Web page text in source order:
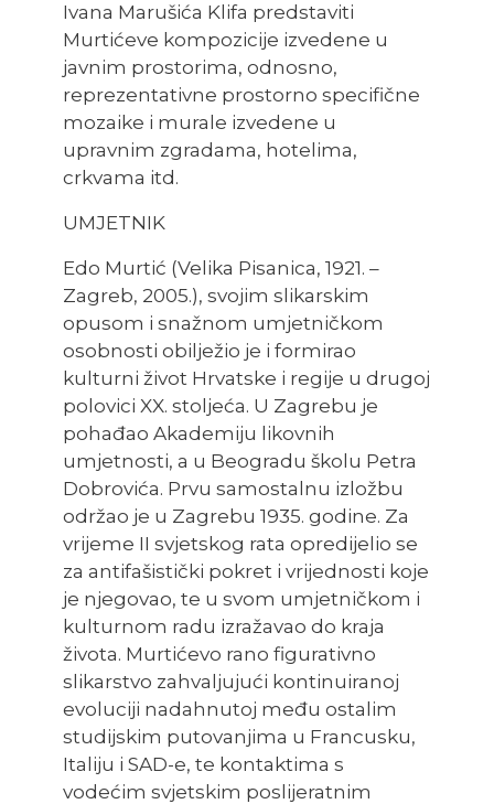
Ivana Marušića Klifa predstaviti
Murtićeve kompozicije izvedene u
javnim prostorima, odnosno,
reprezentativne prostorno specifične
mozaike i murale izvedene u
upravnim zgradama, hotelima,
crkvama itd.
UMJETNIK
Edo Murtić (Velika Pisanica, 1921. –
Zagreb, 2005.), svojim slikarskim
opusom i snažnom umjetničkom
osobnosti obilježio je i formirao
kulturni život Hrvatske i regije u drugoj
polovici XX. stoljeća. U Zagrebu je
pohađao Akademiju likovnih
umjetnosti, a u Beogradu školu Petra
Dobrovića. Prvu samostalnu izložbu
održao je u Zagrebu 1935. godine. Za
vrijeme II svjetskog rata opredijelio se
za antifašistički pokret i vrijednosti koje
je njegovao, te u svom umjetničkom i
kulturnom radu izražavao do kraja
života. Murtićevo rano figurativno
slikarstvo zahvaljujući kontinuiranoj
evoluciji nadahnutoj među ostalim
studijskim putovanjima u Francusku,
Italiju i SAD-e, te kontaktima s
vodećim svjetskim poslijeratnim